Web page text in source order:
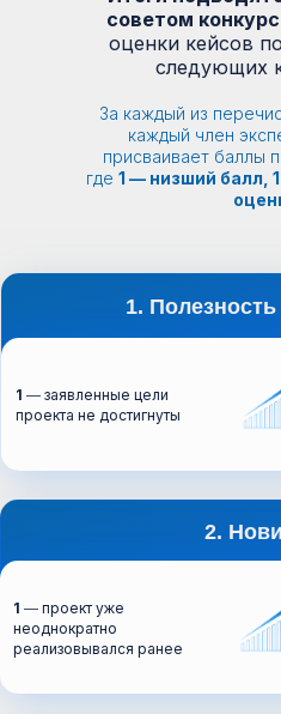
советом
оценки кейсов
следующих
За каждый из
каждый член
присваивает баллы
где 1 — низший балл,
1 ― проект уже
неоднократно
реализовывался ранее
2.
1 ― заявленные цели
проекта не достигнуты
1.